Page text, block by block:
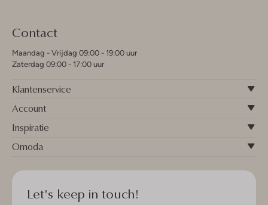
Contact
Maandag - Vrijdag 09:00 - 19:00 uur
Zaterdag 09:00 - 17:00 uur
Klantenservice
Account
Inspiratie
Omoda
Let's keep in touch!